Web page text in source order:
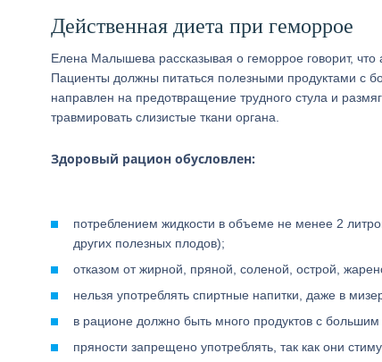
Действенная диета при геморрое
Елена Малышева рассказывая о геморрое говорит, что
Пациенты должны питаться полезными продуктами с
направлен на предотвращение трудного стула и
травмировать слизистые ткани органа.
Здоровый рацион обусловлен:
потреблением жидкости в объеме не менее 2
других полезных плодов);
отказом от жирной, пряной, соленой, острой,
нельзя употреблять спиртные напитки, даже в
в рационе должно быть много продуктов с
пряности запрещено употреблять, так как они